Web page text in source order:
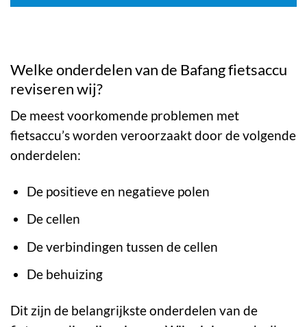
Welke onderdelen van de Bafang fietsaccu
reviseren wij?
De meest voorkomende problemen met
fietsaccu’s worden veroorzaakt door de volgende
onderdelen:
De positieve en negatieve polen
De cellen
De verbindingen tussen de cellen
De behuizing
Dit zijn de belangrijkste onderdelen van de